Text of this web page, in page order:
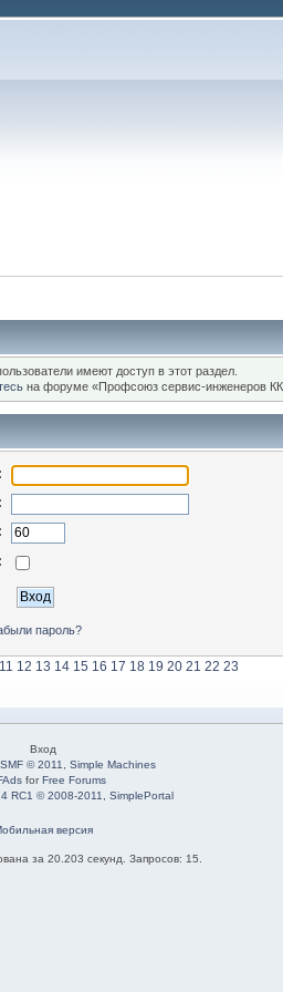
имеют доступ в этот раздел.
на форуме «Профсоюз сервис-инженеров
пароль?
11 12 13 14 15 16 17 18 19 20 21 22 23
Вход
SMF © 2011 ,Simple Machines
forFree Forums
RC1 © 2008-2011, SimplePortal
версия
за 20.203 секунд. Запросов: 15.